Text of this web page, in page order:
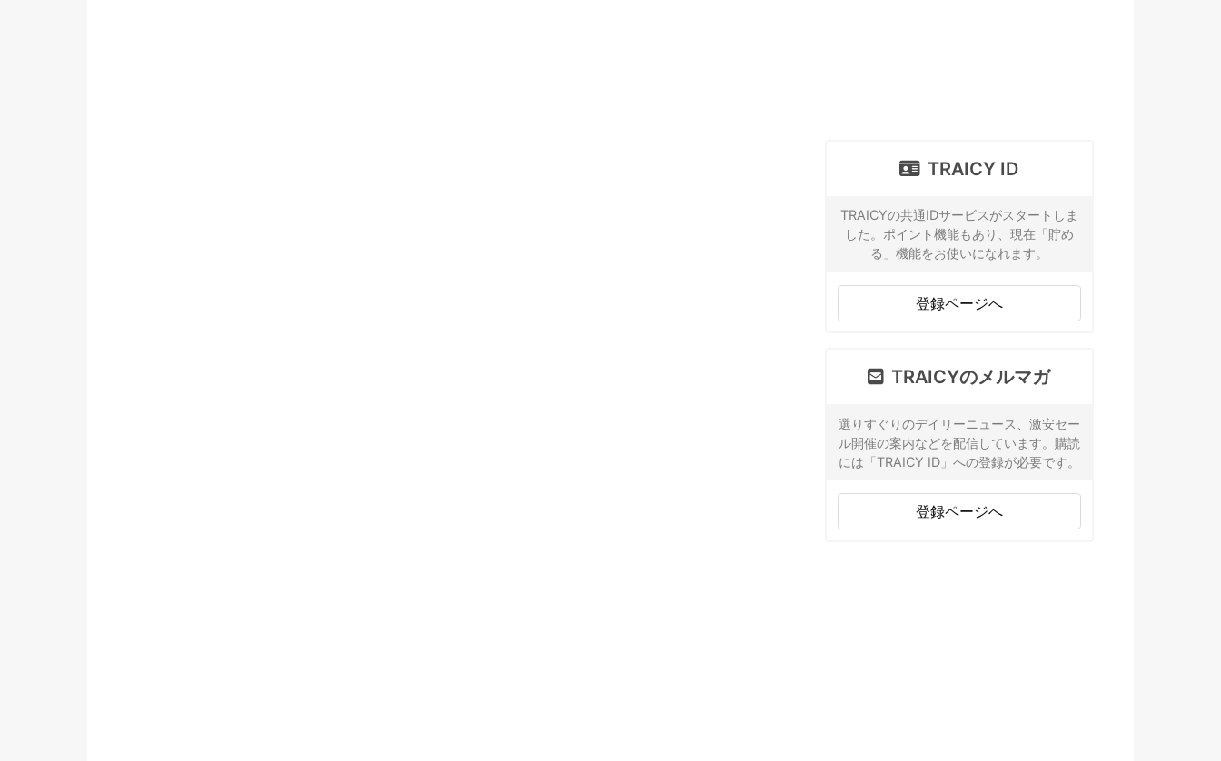
TRAICY ID
TRAICYの共通IDサービスがスタートしま
した。ポイント機能もあり、現在「貯め
る」機能をお使いになれます。
登録ページへ
TRAICYのメルマガ
選りすぐりのデイリーニュース、激安セー
ル開催の案内などを配信しています。購読
には「TRAICY ID」への登録が必要です。
登録ページへ